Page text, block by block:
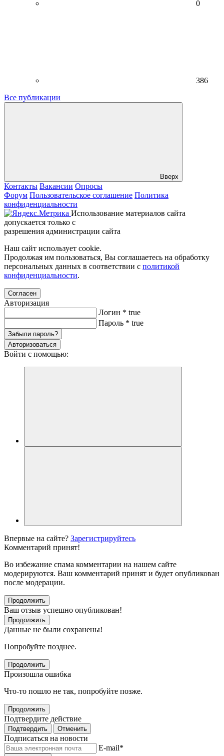
0
386
Все публикации
Вверх
Контакты Вакансии Опросы
Форум Пользовательское соглашение Политика
конфиденциальности
Использование материалов сайта
допускается только с
разрешения администрации сайта
Наш сайт использует cookie.
Продолжая им пользоваться, Вы соглашаетесь на обработку
персональных данных в соответствии с политикой
конфиденциальности.
Согласен
Авторизация
Логин * true
Пароль * true
Забыли пароль?
Авторизоваться
Войти с помощью:
Впервые на сайте? Зарегистрируйтесь
Комментарий принят!
Во избежание спама комментарии на нашем сайте
модерируются. Ваш комментарий принят и будет опубликован
после модерации.
Продолжить
Ваш отзыв успешно опубликован!
Продолжить
Данные не были сохранены!
Попробуйте позднее.
Продолжить
Произошла ошибка
Что-то пошло не так, попробуйте позже.
Продолжить
Подтвердите действие
Подтвердить Отменить
Подписаться на новости
E-mail*